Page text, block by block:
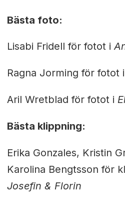
Bästa foto:
Lisabi Fridell för fotot i
Ragna Jorming för fotot i
Aril Wretblad för fotot i
Bästa klippning:
Erika Gonzales, Kristin
Karolina Bengtsson för
Josefin & Florin